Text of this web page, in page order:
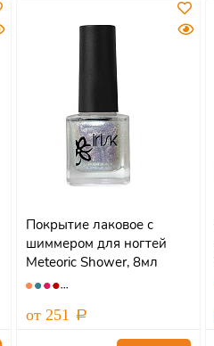
Покрытие лаковое с
шиммером для ногтей
Meteoric Shower, 8мл
от 251